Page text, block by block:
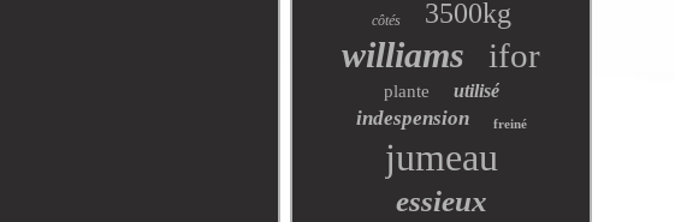
côtés 3500kg
williams ifor
plante utilisé
indespension freiné
jumeau
essieux